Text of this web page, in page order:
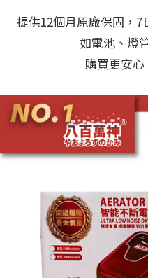
提供12個月原廠保固，
如電池、燈
購買更安心